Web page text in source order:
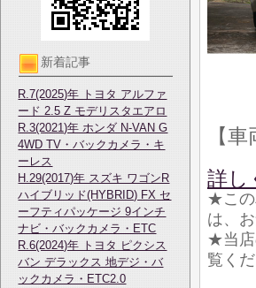
新着記事
R.7(2025)年 トヨタ アルファ
ード 2.5 Z モデリスタエアロ
R.3(2021)年 ホンダ N-VAN G
4WD TV・バックカメラ・キ
ーレス
H.29(2017)年 スズキ ワゴンR
ハイブリッド(HYBRID) FX セ
ーフティパッケージ 9インチ
ナビ・バックカメラ・ETC
R.6(2024)年 トヨタ ピクシス
バン デラックス 地デジ・バ
ックカメラ・ETC2.0
【
詳し
★この
は、
★当店
覧くだ